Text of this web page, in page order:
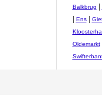
Balkbrug
Ens|
Oldemarkt